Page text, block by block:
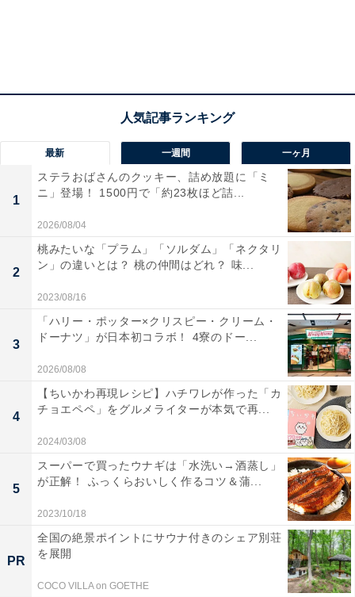
こちらもおすすめ
「サーティワン」×「キットカット」のコラボ再
来！ チョコたっぷりの限定商品を「100円引
き」で買う方法は？
最新 一週間 一ヶ月
1
ステラおばさんのクッキー、詰め放題に「ミ
ニ」登場！ 1500円で「約23枚ほど詰...
2026/08/04
2
桃みたいな「プラム」「ソルダム」「ネクタリ
ン」の違いとは？ 桃の仲間はどれ？ 味...
2023/08/16
3
「ハリー・ポッター×クリスピー・クリーム・
ドーナツ」が日本初コラボ！ 4寮のドー...
2026/08/08
4
【ちいかわ再現レシピ】ハチワレが作った「カ
チョエペペ」をグルメライターが本気で再...
2024/03/08
5
スーパーで買ったウナギは「水洗い→酒蒸し」
が正解！ ふっくらおいしく作るコツ＆蒲...
2023/10/18
PR
全国の絶景ポイントにサウナ付きのシェア別荘
を展開
COCO VILLA on GOETHE